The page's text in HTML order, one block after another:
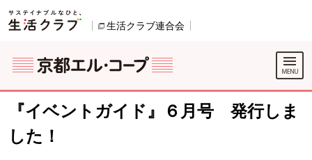
ページの先頭です。
別のウィンドウで開きます。
生活クラブ連合会
ここからサイト内共通メニューです。
サイト内共通メニューをスキップする
サイト内共通メニューここまで。
『イベントガイド』６月号 発行しま
した！